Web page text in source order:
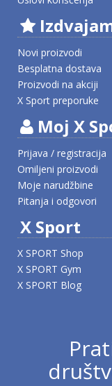
Novi proizvodi
Besplatna dostava
Proizvodi na akciji
X Sport preporuke
Moj X
Prijava / registracija
Omiljeni proizvodi
Moje narudžbine
Pitanja i odgovori
X Sport
X SPORT Shop
X SPORT Gym
X SPORT Blog